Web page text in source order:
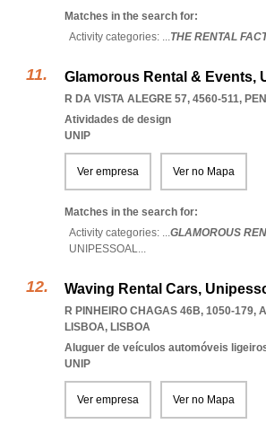
Matches in the search for:
Activity categories: ...THE RENTAL
Glamorous Rental & Events,
R DA VISTA ALEGRE 57, 4560-511,
Atividades de design
UNIP
Ver empresa Ver no Mapa
Matches in the search for:
Activity categories: ...GLAMOROUS
UNIPESSOAL...
Waving Rental Cars,
R PINHEIRO CHAGAS 46B, 1050-179,
LISBOA, LISBOA
Aluguer de veículos automóveis
UNIP
Ver empresa Ver no Mapa